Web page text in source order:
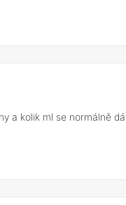
kolik ml se normálně